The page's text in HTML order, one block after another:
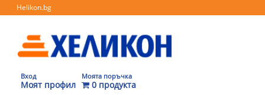
Helikon.bg
Вход
Моят профил
Моята поръчка
0 продукта